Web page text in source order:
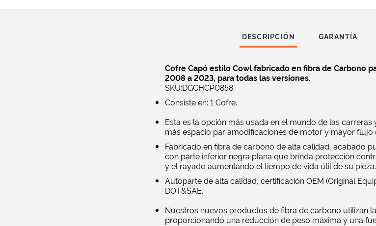
DESCRIPCIÓN GARANTÍA
Cofre Capó estilo Cowl fabricado en fibra de Carbono
2008 a 2023, para todas las versiones.
SKU:DGCHCP0858.
Consiste en: 1 Cofre.
Esta es la opción más usada en el mundo de las
más espacio par amodificaciones de motor y mayor flujo
Fabricado en fibra de carbono de alta calidad, acabado
con parte inferior negra plana que brinda protección
y el rayado aumentando el tiempo de vida útil de su pieza.
Autoparte de alta calidad, certificación OEM (Original
DOT&SAE.
Nuestros nuevos productos de fibra de carbono utilizan
proporcionando una reducción de peso máxima y una